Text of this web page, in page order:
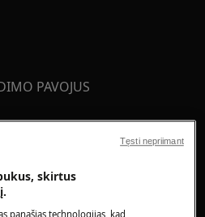
PAVOJUS
atliekant priežiūros ar
skirtus
panašias technologijas, kad
Tęsti nepriimant